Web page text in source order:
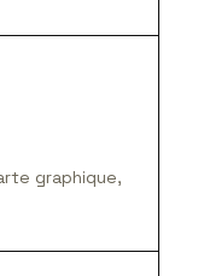
graphique,